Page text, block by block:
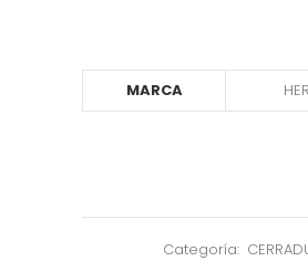
MARCA
Categoría: